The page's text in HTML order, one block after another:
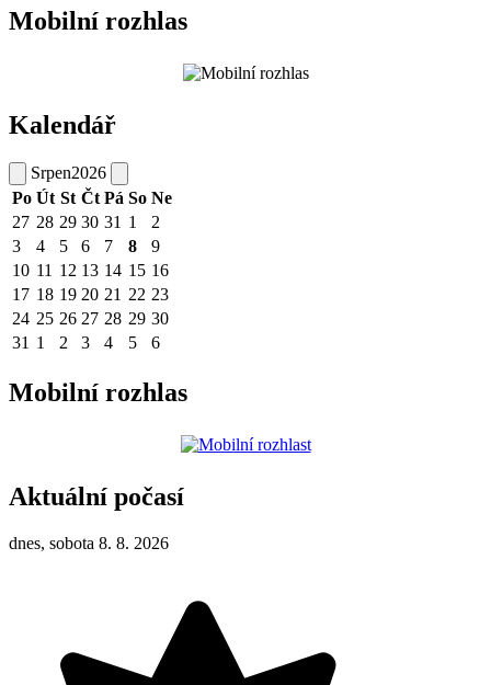
Mobilní rozhlas
Kalendář
Srpen2026
Po Út St Čt Pá So Ne
27 28 29 30 31 1
2
3
4 5 6 7 8
9
10 11 12 13 14 15 16
17 18 19 20 21 22 23
24 25 26 27 28 29 30
31 1 2 3 4 5 6
Mobilní rozhlas
Aktuální počasí
dnes, sobota 8. 8. 2026